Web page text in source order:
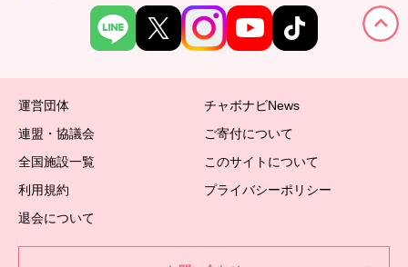
運営団体
チャボナビNews
連盟・協議会
ご寄付について
全国施設一覧
このサイトについて
利用規約
プライバシーポリシー
退会について